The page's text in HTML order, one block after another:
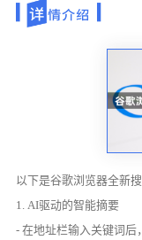
以下是谷歌浏览器全新
1. AI驱动的智能摘要
- 在地址栏输入关键词后